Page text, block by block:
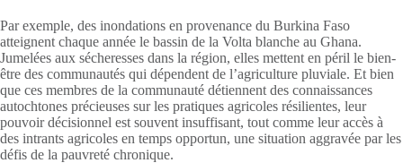
Par exemple, des inondations en provenance du Burkina Faso
atteignent chaque année le bassin de la Volta blanche au Ghana.
Jumelées aux sécheresses dans la région, elles mettent en péril le bien-
être des communautés qui dépendent de l’agriculture pluviale. Et bien
que ces membres de la communauté détiennent des connaissances
autochtones précieuses sur les pratiques agricoles résilientes, leur
pouvoir décisionnel est souvent insuffisant, tout comme leur accès à
des intrants agricoles en temps opportun, une situation aggravée par les
défis de la pauvreté chronique.